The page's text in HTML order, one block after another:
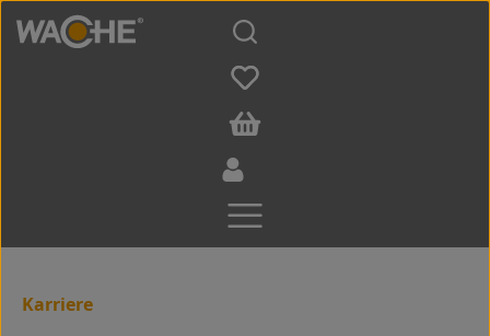
Zum Hauptinhalt springen
Karriere